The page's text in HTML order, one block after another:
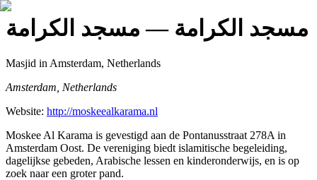
مسجد الكرامة — مسجد الكرامة
Masjid in Amsterdam, Netherlands
Amsterdam, Netherlands
Website: http://moskeealkarama.nl
Moskee Al Karama is gevestigd aan de Pontanusstraat 278A in
Amsterdam Oost. De vereniging biedt islamitische begeleiding,
dagelijkse gebeden, Arabische lessen en kinderonderwijs, en is op
zoek naar een groter pand.